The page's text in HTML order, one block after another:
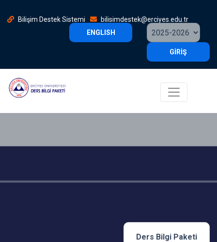
Bilişim Destek Sistemi
bilisimdestek@erciyes.edu.tr
ENGLISH
GİRİŞ
Ders Bilgi Paketi